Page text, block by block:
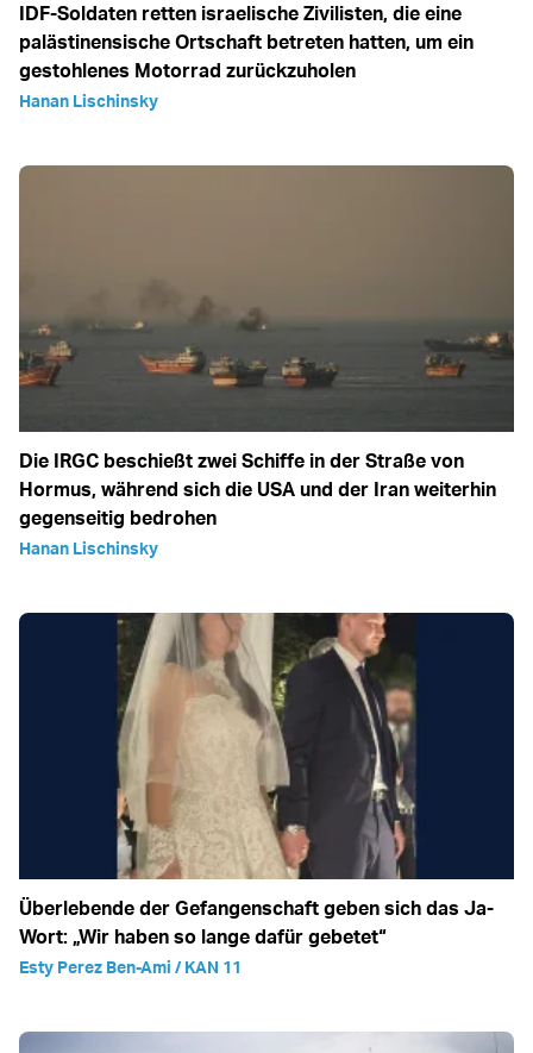
IDF-Soldaten retten israelische Zivilisten, die eine
palästinensische Ortschaft betreten hatten, um ein
gestohlenes Motorrad zurückzuholen
Hanan Lischinsky
Die IRGC beschießt zwei Schiffe in der Straße von
Hormus, während sich die USA und der Iran weiterhin
gegenseitig bedrohen
Hanan Lischinsky
Überlebende der Gefangenschaft geben sich das Ja-
Wort: „Wir haben so lange dafür gebetet“
Esty Perez Ben-Ami / KAN 11